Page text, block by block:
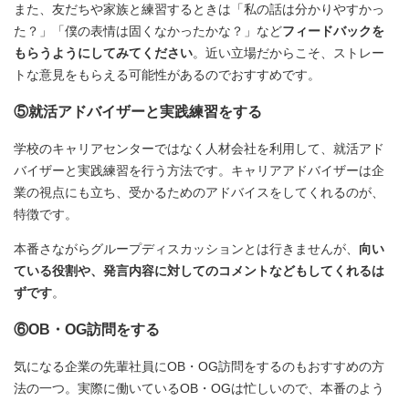
また、友だちや家族と練習するときは「私の話は分かりやすかっ
た？」「僕の表情は固くなかったかな？」などフィードバックを
もらうようにしてみてください。近い立場だからこそ、ストレー
トな意見をもらえる可能性があるのでおすすめです。
⑤就活アドバイザーと実践練習をする
学校のキャリアセンターではなく人材会社を利用して、就活アド
バイザーと実践練習を行う方法です。キャリアアドバイザーは企
業の視点にも立ち、受かるためのアドバイスをしてくれるのが、
特徴です。
本番さながらグループディスカッションとは行きませんが、 向い
ている役割や、発言内容に対してのコメントなどもしてくれるは
ずです。
⑥OB・OG訪問をする
気になる企業の先輩社員にOB・OG訪問をするのもおすすめの方
法の一つ。実際に働いているOB・OGは忙しいので、本番のよう